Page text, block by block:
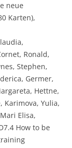
neue
Karten),
Ronald,
Stephen,
Germer,
Hettne,
Karimova, Yulia,
Elisa,
How to be